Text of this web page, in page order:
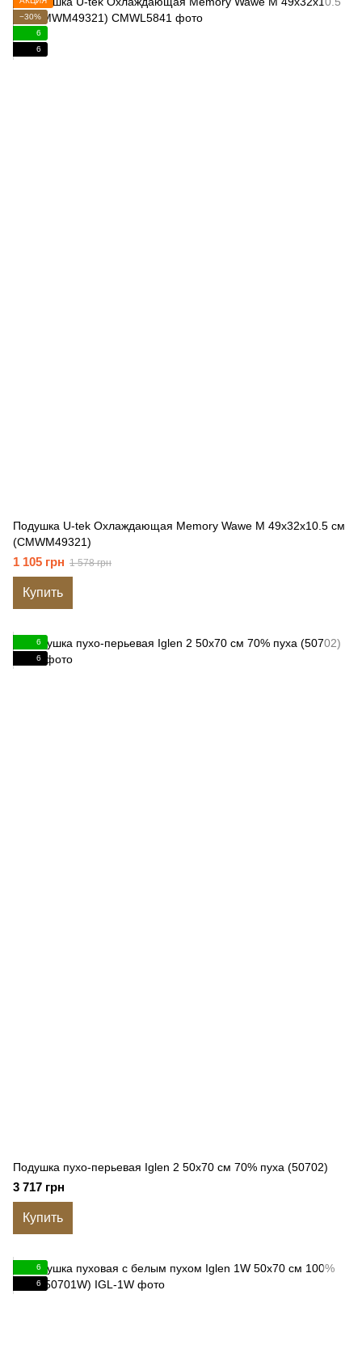
−30%
6
6
Подушка U-tek Охлаждающая Memory Wawe M 49x32x10.5 см
(CMWM49321)
1 105 грн 1 578 грн
Купить
6
6
Подушка пухо-перьевая Iglen 2 50x70 см 70% пуха (50702)
3 717 грн
Купить
6
6